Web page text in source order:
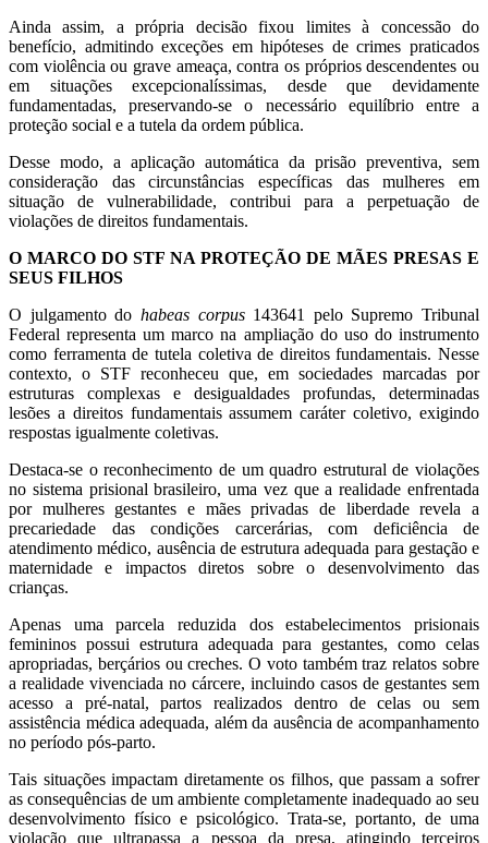
Ainda assim, a própria decisão fixou limites à concessão do
benefício, admitindo exceções em hipóteses de crimes praticados
com violência ou grave ameaça, contra os próprios descendentes ou
em situações excepcionalíssimas, desde que devidamente
fundamentadas, preservando-se o necessário equilíbrio entre a
proteção social e a tutela da ordem pública.
Desse modo, a aplicação automática da prisão preventiva, sem
consideração das circunstâncias específicas das mulheres em
situação de vulnerabilidade, contribui para a perpetuação de
violações de direitos fundamentais.
O MARCO DO STF NA PROTEÇÃO DE MÃES PRESAS E
SEUS FILHOS
O julgamento do habeas corpus 143641 pelo Supremo Tribunal
Federal representa um marco na ampliação do uso do instrumento
como ferramenta de tutela coletiva de direitos fundamentais. Nesse
contexto, o STF reconheceu que, em sociedades marcadas por
estruturas complexas e desigualdades profundas, determinadas
lesões a direitos fundamentais assumem caráter coletivo, exigindo
respostas igualmente coletivas.
Destaca-se o reconhecimento de um quadro estrutural de violações
no sistema prisional brasileiro, uma vez que a realidade enfrentada
por mulheres gestantes e mães privadas de liberdade revela a
precariedade das condições carcerárias, com deficiência de
atendimento médico, ausência de estrutura adequada para gestação e
maternidade e impactos diretos sobre o desenvolvimento das
crianças.
Apenas uma parcela reduzida dos estabelecimentos prisionais
femininos possui estrutura adequada para gestantes, como celas
apropriadas, berçários ou creches. O voto também traz relatos sobre
a realidade vivenciada no cárcere, incluindo casos de gestantes sem
acesso a pré-natal, partos realizados dentro de celas ou sem
assistência médica adequada, além da ausência de acompanhamento
no período pós-parto.
Tais situações impactam diretamente os filhos, que passam a sofrer
as consequências de um ambiente completamente inadequado ao seu
desenvolvimento físico e psicológico. Trata-se, portanto, de uma
violação que ultrapassa a pessoa da presa, atingindo terceiros